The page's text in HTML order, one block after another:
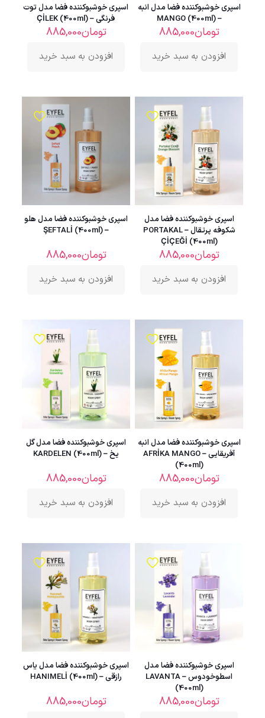
اسپری خوشبوکننده فضا مدل انبه
– MANGO (400ml)
تومان885,000
افزودن به سبد خرید
اسپری خوشبوکننده فضا مدل توت
فرنگی – ÇİLEK (400ml)
تومان885,000
افزودن به سبد خرید
اسپری خوشبوکننده فضا مدل
شکوفه پرتقال – PORTAKAL
ÇİÇEĞİ (400ml)
تومان885,000
افزودن به سبد خرید
اسپری خوشبوکننده فضا مدل هلو
– ŞEFTALİ (400ml)
تومان885,000
افزودن به سبد خرید
اسپری خوشبوکننده فضا مدل انبه
آفریقایی – AFRİKA MANGO
(400ml)
تومان885,000
افزودن به سبد خرید
اسپری خوشبوکننده فضا مدل گل
یخ – KARDELEN (400ml)
تومان885,000
افزودن به سبد خرید
اسپری خوشبوکننده فضا مدل
اسطوخودوس – LAVANTA
(400ml)
تومان885,000
اسپری خوشبوکننده فضا مدل یاس
رازقی – HANIMELİ (400ml)
تومان885,000